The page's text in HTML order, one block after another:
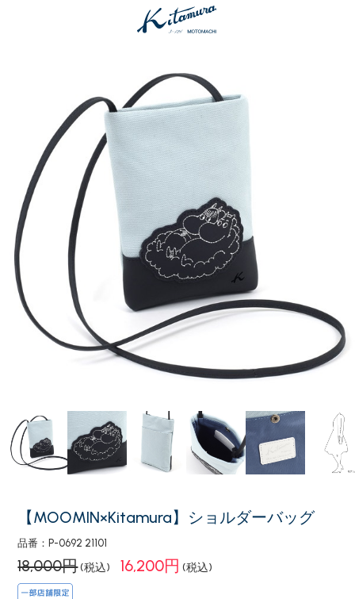
【MOOMIN×Kitamura】ショルダーバッグ
品番：P-0692 21101
18,000円(税込) 16,200円 (税込)